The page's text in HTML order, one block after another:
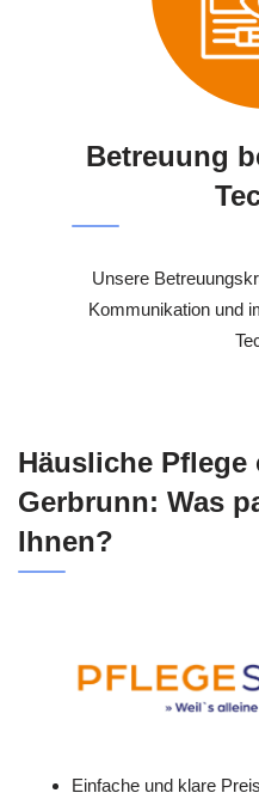
Betreuung
Unsere
Kommunikation und
Häusliche
Gerbrunn: Was
Ihnen?
Einfache und klare